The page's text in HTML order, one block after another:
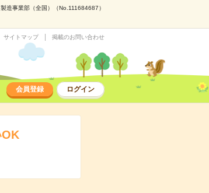
造事業部（全国）（No.111684687）
サイトマップ 掲載のお問い合わせ
会員登録 ログイン